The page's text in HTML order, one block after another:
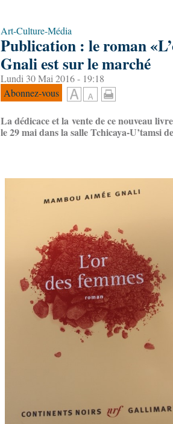
Art-Culture-Média
Publication : le roman
Gnali est sur le marché
Lundi 30 Mai 2016 - 19:18
Abonnez-vous
La dédicace et la vente de ce nouveau
le 29 mai dans la salle Tchicaya-U’tamsi